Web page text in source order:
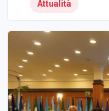
Attualità